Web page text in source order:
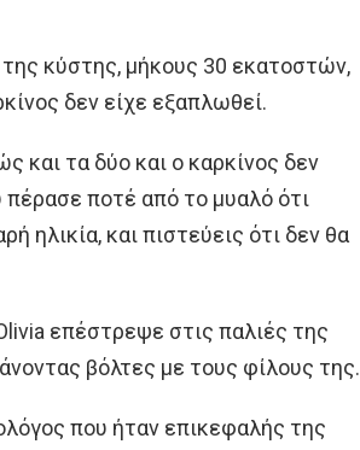
κύστης, μήκους 30 εκατοστών,
δεν είχε εξαπλωθεί.
και τα δύο και ο καρκίνος δεν
ποτέ από το μυαλό ότι
ηλικία, και πιστεύεις ότι δεν θα
επέστρεψε στις παλιές της
βόλτες με τους φίλους της.
που ήταν επικεφαλής της